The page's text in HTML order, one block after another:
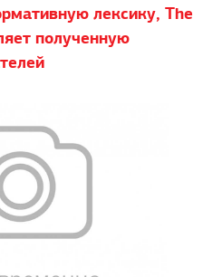
лексику, The
полученную